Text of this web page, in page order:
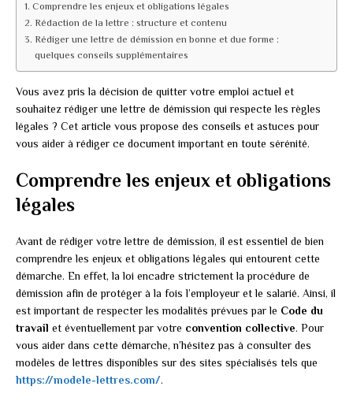
Comprendre les enjeux et obligations légales
Rédaction de la lettre : structure et contenu
Rédiger une lettre de démission en bonne et due forme :
quelques conseils supplémentaires
Vous avez pris la décision de quitter votre emploi actuel et
souhaitez rédiger une lettre de démission qui respecte les règles
légales ? Cet article vous propose des conseils et astuces pour
vous aider à rédiger ce document important en toute sérénité.
Comprendre les enjeux et obligations
légales
Avant de rédiger votre lettre de démission, il est essentiel de bien
comprendre les enjeux et obligations légales qui entourent cette
démarche. En effet, la loi encadre strictement la procédure de
démission afin de protéger à la fois l’employeur et le salarié. Ainsi, il
est important de respecter les modalités prévues par le Code du
travail et éventuellement par votre convention collective. Pour
vous aider dans cette démarche, n’hésitez pas à consulter des
modèles de lettres disponibles sur des sites spécialisés tels que
https://modele-lettres.com/.